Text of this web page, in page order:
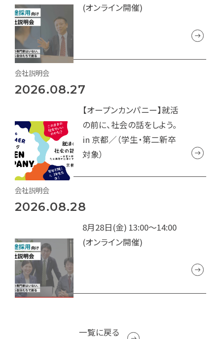
(オンライン開催)
2026.08.27
【オープンカンパニー】就活
の前に、社会の話をしよう。
in 京都／（学生・第二新卒
対象）
会社説明会
2026.08.28
8月28日(金) 13:00～14:00
(オンライン開催)
会社説明会
一覧に戻る